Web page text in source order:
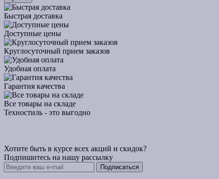
Быстрая доставка
Доступные цены
Круглосуточный прием заказов
Удобная оплата
Гарантия качества
Все товары на складе
Техностиль - это выгодно
Хотите быть в курсе всех акций и скидок?
Подпишитесь на нашу рассылку
Подписаться